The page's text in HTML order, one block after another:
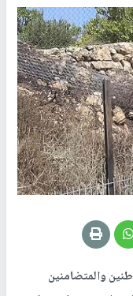
والمتضامنين